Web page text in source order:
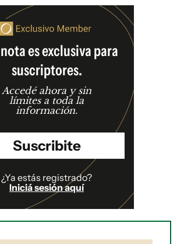
es exclusiva para
suscriptores.
Accedé ahora y sin
límites a toda la
información.
Suscribite
¿Ya estás registrado?
Iniciá sesión aquí